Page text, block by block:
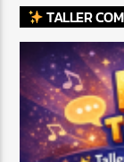
TALLER